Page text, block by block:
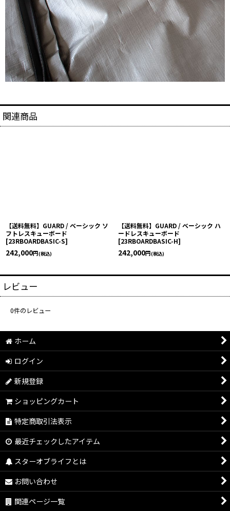
関連商品
【送料無料】GUARD / ベーシック ソ
フトレスキューボード
[23RBOARDBASIC-S]
242,000円(税込)
【送料無料】GUARD / ベーシック ハ
ードレスキューボード
[23RBOARDBASIC-H]
242,000円(税込)
レビュー
0件のレビュー
ホーム
ログイン
新規登録
ショッピングカート
特定商取引法表示
最近チェックしたアイテム
スターオブライフとは
お問い合わせ
関連ページ一覧